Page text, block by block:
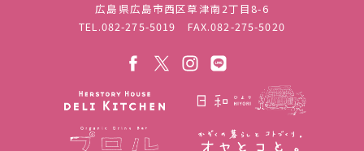
広島県広島市西区草津南2丁目8-6
TEL.082-275-5019 FAX.082-275-5020